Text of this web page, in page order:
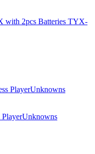
with 2pcs Batteries TYX-